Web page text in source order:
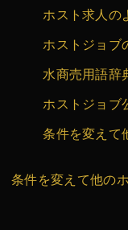
ホスト求人の
ホストジョブ
水商売用語辞
ホストジョブ
条件を変えて
条件を変えて他の